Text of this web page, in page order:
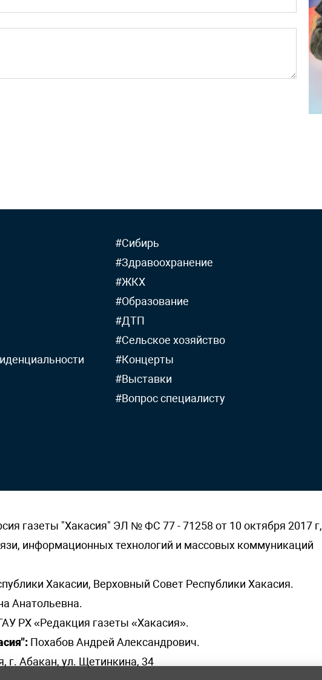
#Сибирь
#Здравоохранение
#ЖКХ
#Образование
#ДТП
#Сельское хозяйство
#Концерты
#Выставки
#Вопрос специалисту
газеты "Хакасия" ЭЛ № ФС 77 - 71258 от 10 октября 2017 г,
информационных технологий и массовых коммуникаций
Хакасии, Верховный Совет Республики Хакасия.
Анатольевна.
РХ «Редакция газеты «Хакасия».
Похабов Андрей Александрович.
г. Абакан, ул. Щетинкина, 34